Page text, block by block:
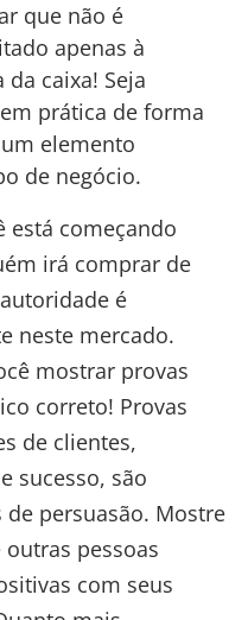
que não é
apenas à
caixa! Seja
prática de forma
elemento
de negócio.
está começando
irá comprar de
é
neste mercado.
mostrar provas
correto! Provas
de clientes,
sucesso, são
persuasão. Mostre
pessoas
com seus